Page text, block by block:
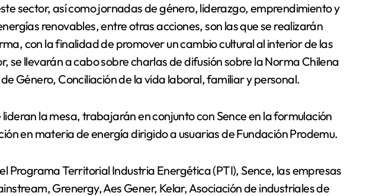
sector, así como jornadas de género, liderazgo, emprendimiento y
renovables, entre otras acciones, son las que se realizarán
con la finalidad de promover un cambio cultural al interior de las
se llevarán a cabo sobre charlas de difusión sobre la Norma Chilena
Género, Conciliación de la vida laboral, familiar y personal.
la mesa, trabajarán en conjunto con Sence en la formulación
en materia de energía dirigido a usuarias de Fundación Prodemu.
Programa Territorial Industria Energética (PTI), Sence, las empresas
Grenergy, Aes Gener, Kelar, Asociación de industriales de